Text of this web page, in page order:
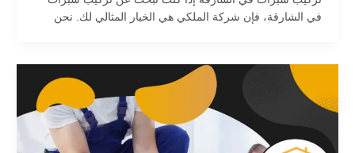
في الشارقة، فإن شركة الملكي هي الخيار المثالي لك. نحن